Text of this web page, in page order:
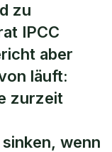
zu
IPCC
aber
läuft:
zurzeit
wenn